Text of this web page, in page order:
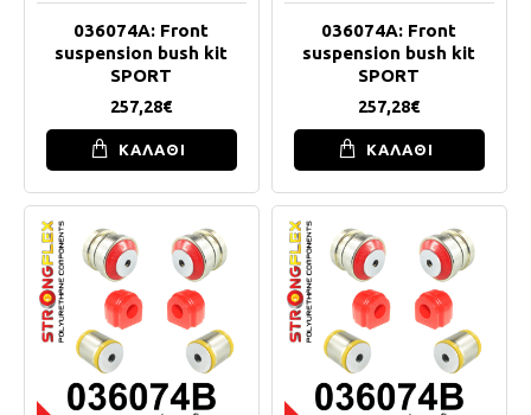
036074A: Front
suspension bush kit
SPORT
257,28€
ΚΑΛΑΘΙ
036074A: Front
suspension bush kit
SPORT
257,28€
ΚΑΛΑΘΙ